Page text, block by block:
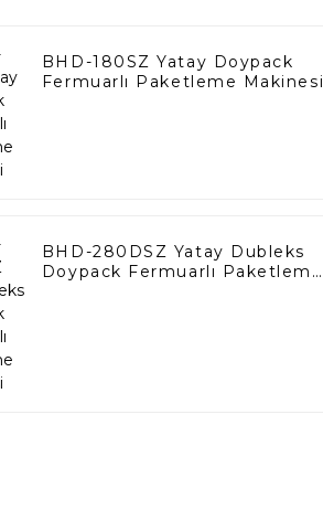
BHD-180SZ Yatay Doypack
Fermuarlı Paketleme Makinesi
BHD-280DSZ Yatay Dubleks
Doypack Fermuarlı Paketleme